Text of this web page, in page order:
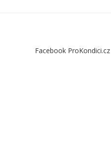
Facebook ProKondici.cz